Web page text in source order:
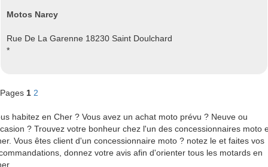
Motos Narcy
Rue De La Garenne 18230 Saint Doulchard
*
Pages 1 2
habitez en Cher ? Vous avez un achat moto prévu ? Neuve ou
? Trouvez votre bonheur chez l'un des concessionnaires moto
Vous êtes client d'un concessionnaire moto ? notez le et faites vos
donnez votre avis afin d'orienter tous les motards en